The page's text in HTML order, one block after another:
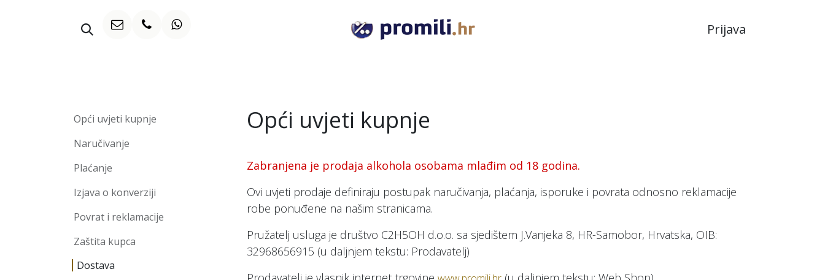
Prijava
Opći uvjeti kupnje
Naručivanje
Plaćanje
Izjava o konverziji
Povrat i reklamacije
Zaštita kupca
Dostava
Opći uvjeti kupnje
Zabranjena je prodaja alkohola osobama mlađim od 18 godina.
Ovi uvjeti prodaje definiraju postupak naručivanja, plaćanja, isporuke i povrata odnosno reklamacije
robe ponuđene na našim stranicama.
Pružatelj usluga je društvo C2H5OH d.o.o. sa sjedištem J.Vanjeka 8, HR-Samobor, Hrvatska, OIB:
32968656915 (u daljnjem tekstu: Prodavatelj)